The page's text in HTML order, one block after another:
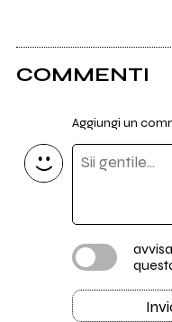
COMMENTI
Aggiungi un